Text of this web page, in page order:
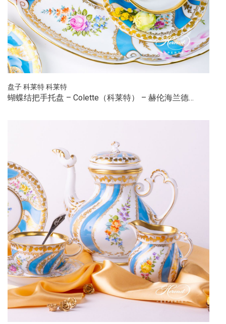
盘子科莱特科莱特
蝴蝶结把手托盘 – Colette（科莱特） – 赫伦海兰德…